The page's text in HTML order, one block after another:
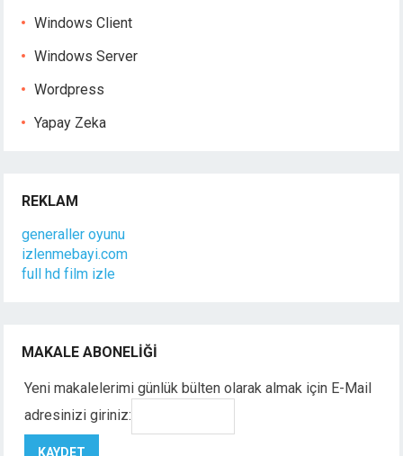
Windows Client
Windows Server
Wordpress
Yapay Zeka
REKLAM
generaller oyunu
izlenmebayi.com
full hd film izle
MAKALE ABONELIĞI
Yeni makalelerimi günlük bülten olarak almak için E-Mail
adresinizi giriniz: